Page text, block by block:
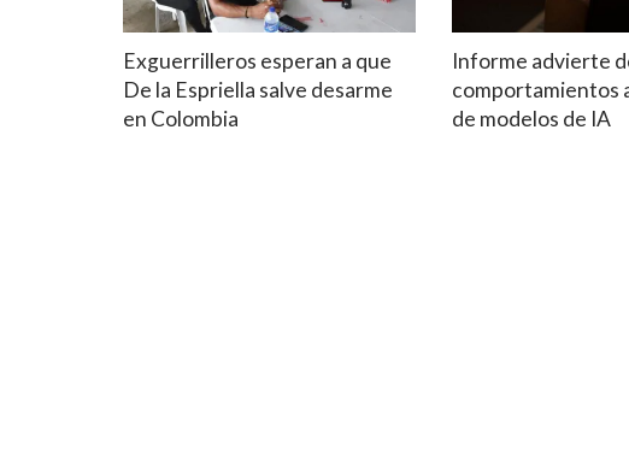
Exguerrilleros esperan a que
De la Espriella salve desarme
en Colombia
Informe advierte
comportamientos
de modelos de IA